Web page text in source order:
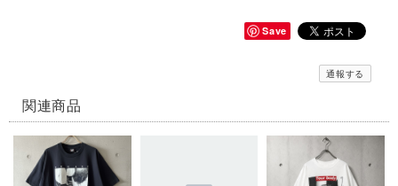
Save
通報する
関連商品